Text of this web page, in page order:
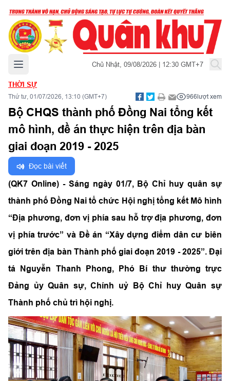
Mở menu chính Chủ Nhật, 09/08/2026 | 12:30 GMT+7
THỜI SỰ
Thứ tư, 01/07/2026, 13:10 (GMT+7) 966lượt xem
Bộ CHQS thành phố Đồng Nai tổng kết
mô hình, đề án thực hiện trên địa bàn
giai đoạn 2019 - 2025
Đọc bài viết
(QK7 Online) - Sáng ngày 01/7, Bộ Chỉ huy quân sự
thành phố Đồng Nai tổ chức Hội nghị tổng kết Mô hình
“Địa phương, đơn vị phía sau hỗ trợ địa phương, đơn
vị phía trước” và Đề án “Xây dựng điểm dân cư biên
giới trên địa bàn Thành phố giai đoạn 2019 - 2025”. Đại
tá Nguyễn Thanh Phong, Phó Bí thư thường trực
Đảng ủy Quân sự, Chính uỷ Bộ Chỉ huy Quân sự
Thành phố chủ trì hội nghị.